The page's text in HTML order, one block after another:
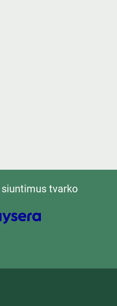
tvarko